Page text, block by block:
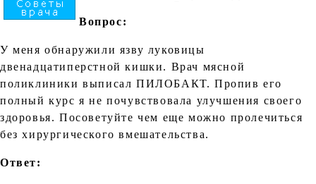
Вопрос:
У меня обнаружили язву луковицы
двенадцатиперстной кишки. Врач мясной
поликлиники выписал ПИЛОБАКТ. Пропив его
полный курс я не почувствовала улучшения своего
здоровья. Посоветуйте чем еще можно пролечиться
без хирургического вмешательства.
Ответ: